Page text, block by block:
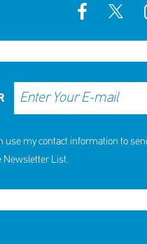
use my contact information to
Newsletter List.